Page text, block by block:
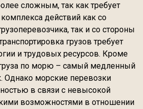
сложным, так как требует
действий как со
так и со стороны
грузов требует
и трудовых ресурсов. Кроме
по морю – самый медленный
Однако морские перевозки
в связи с невысокой
возможностями в отношении